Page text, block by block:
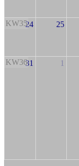
KW3524 25
KW3631 1